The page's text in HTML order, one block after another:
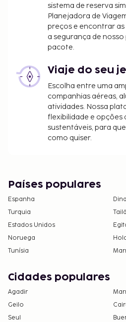
sistema de reserva
Planejadora de
preços e encontrar
a segurança de
pacote.
Viaje do seu
Escolha entre uma
companhias aéreas,
atividades. Nossa
flexibilidade e opções
sustentáveis, para
como quiser.
Países populares
Espanha
Turquia
Estados Unidos
Noruega
Tunísia
Cidades populares
Agadir
Geilo
Seul